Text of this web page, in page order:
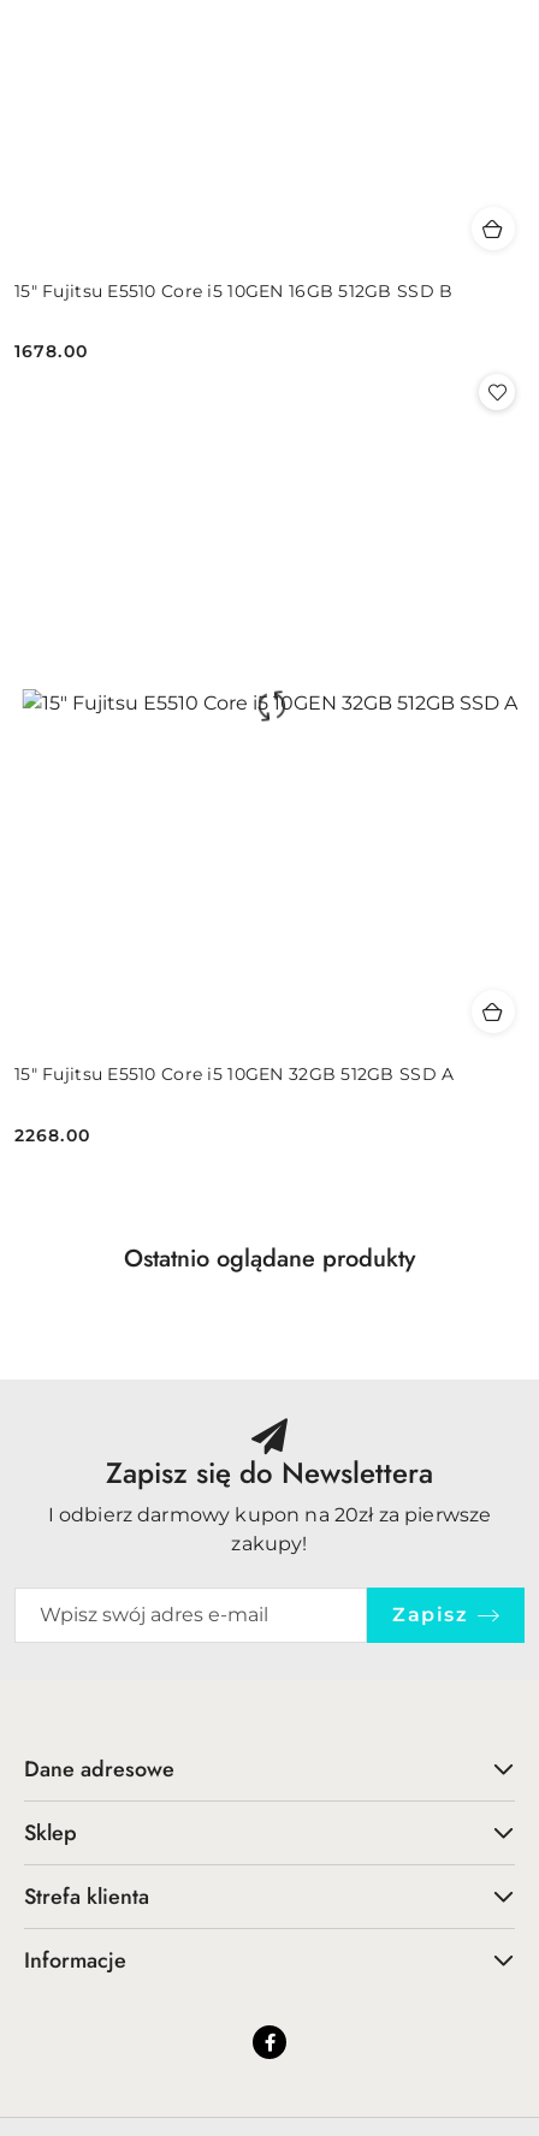
15" Fujitsu E5510 Core i5 10GEN 16GB 512GB SSD B
Cena:
1678.00
15" Fujitsu E5510 Core i5 10GEN 32GB 512GB SSD A
Cena:
2268.00
Pomiń karuzelę produktów
Produkty
Ostatnio oglądane produkty
Zapisz się do Newslettera
I odbierz darmowy kupon na 20zł za pierwsze
zakupy!
Zapisz
Dane adresowe
Sklep
Strefa klienta
Informacje